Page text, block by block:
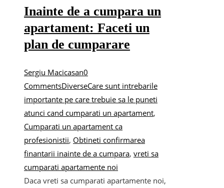
Inainte de a cumpara un
apartament: Faceti un
plan de cumparare
Sergiu Macicasan0
CommentsDiverseCare sunt intrebarile
importante pe care trebuie sa le puneti
atunci cand cumparati un apartament,
Cumparati un apartament ca
profesionistii, Obtineti confirmarea
finantarii inainte de a cumpara, vreti sa
cumparati apartamente noi
Daca vreti sa cumparati apartamente noi,